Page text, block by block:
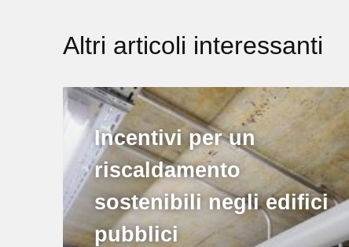
Altri articoli interessanti
Incentivi per un
riscaldamento
sostenibili negli edifici
pubblici